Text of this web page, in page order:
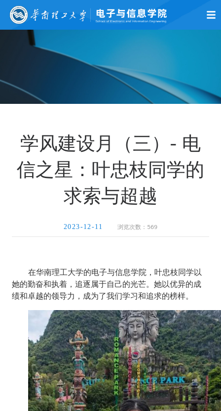
学院概况
学风建设月（三）- 电
信之星：叶忠枝同学的
求索与超越
2023-12-11 浏览次数： 569
在华南理工大学的电子与信息学院，叶忠枝同学以
她的勤奋和执着，追逐属于自己的光芒。她以优异的成
绩和卓越的领导力，成为了我们学习和追求的榜样。